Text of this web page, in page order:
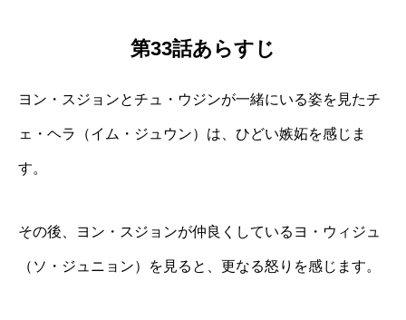
第33話あらすじ
ヨン・スジョンとチュ・ウジンが一緒にいる姿を見たチ
ェ・ヘラ（イム・ジュウン）は、ひどい嫉妬を感じま
す。
その後、ヨン・スジョンが仲良くしているヨ・ウィジュ
（ソ・ジュニョン）を見ると、更なる怒りを感じます。